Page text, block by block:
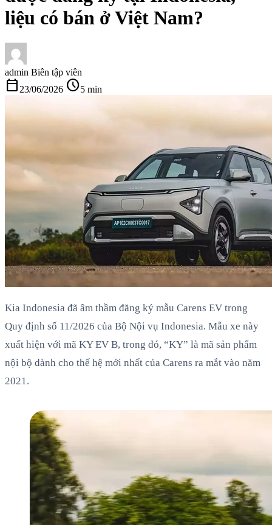
liệu có bán ở Việt Nam?
admin Biên tập viên
calendar_today 23/06/2026 schedule5 min
Kia Indonesia đã âm thầm đăng ký mẫu Carens EV trong
Quy định số 11/2026 của Bộ Nội vụ Indonesia. Mẫu xe này
xuất hiện với mã KY EV B, trong đó, “KY” là mã sản phẩm
nội bộ dành cho thế hệ mới nhất của Carens ra mắt vào năm
2021.